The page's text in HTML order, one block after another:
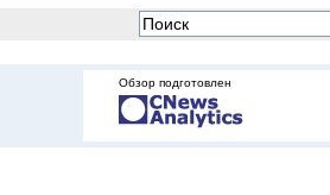
Обзор подготовлен